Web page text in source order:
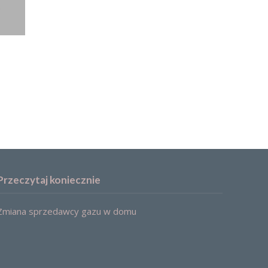
koniecznie
sprzedawcy gazu w domu